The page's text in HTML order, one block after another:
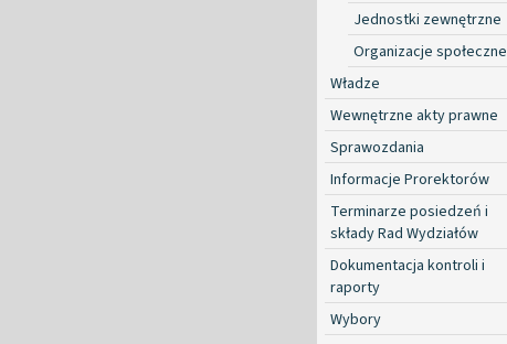
Jednostki zewnętrzne
Organizacje społeczne
Władze
Wewnętrzne akty prawne
Sprawozdania
Informacje Prorektorów
Terminarze posiedzeń i
składy Rad Wydziałów
Dokumentacja kontroli i
raporty
Wybory